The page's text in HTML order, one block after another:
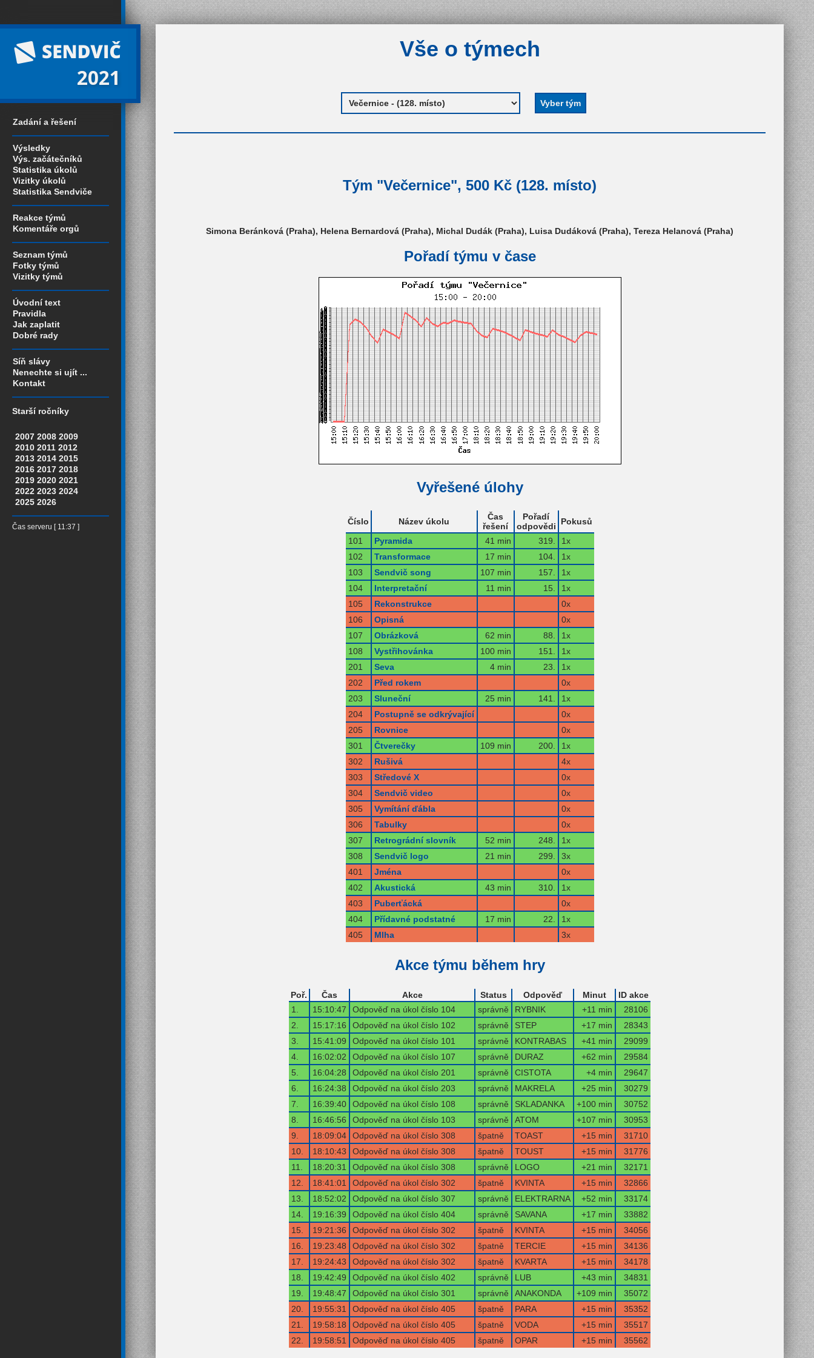
2021
Zadání a řešení
Výsledky
Výs. začátečníků
Statistika úkolů
Vizitky úkolů
Statistika Sendviče
Reakce týmů
Komentáře orgů
Seznam týmů
Fotky týmů
Vizitky týmů
Úvodní text
Pravidla
Jak zaplatit
Dobré rady
Síň slávy
Nenechte si ujít ...
Kontakt
Starší ročníky
2007 2008 2009
2010 2011 2012
2013 2014 2015
2016 2017 2018
2019 2020 2021
2022 2023 2024
2025 2026
Čas serveru [ 11:37 ]
Vše o týmech
Tým "Večernice", 500 Kč (128. místo)
Simona Beránková (Praha), Helena Bernardová (Praha), Michal Dudák (Praha), Luisa Dudáková (Praha), Tereza Helanová (Praha)
Pořadí týmu v čase
Vyřešené úlohy
Číslo Název úkolu
Čas
řešení
Pořadí
odpovědi
Pokusů
101
Pyramida 41 min 319.
1x
102
Transformace 17 min 104.
1x
103
Sendvič song 107 min 157.
1x
104
Interpretační 11 min 15.
1x
105
Rekonstrukce
0x
106
Opisná
0x
107
Obrázková 62 min 88.
1x
108
Vystřihovánka 100 min 151.
1x
201
Seva 4 min 23.
1x
202
Před rokem
0x
203
Sluneční 25 min 141.
1x
204
Postupně se odkrývající
0x
205
Rovnice
0x
301
Čtverečky 109 min 200.
1x
302
Rušivá
4x
303
Středové X
0x
304
Sendvič video
0x
305
Vymítání ďábla
0x
306
Tabulky
0x
307
Retrográdní slovník 52 min 248.
1x
308
Sendvič logo 21 min 299.
3x
401
Jména
0x
402
Akustická 43 min 310.
1x
403
Puberťácká
0x
404
Přídavné podstatné 17 min 22.
1x
405
Mlha 3x
Akce týmu během hry
Poř. Čas Akce Status Odpověď Minut
ID akce
1.
15:10:47 Odpověď na úkol číslo 104 správně RYBNIK +11 min
28106
2.
15:17:16 Odpověď na úkol číslo 102 správně STEP +17 min
28343
3.
15:41:09 Odpověď na úkol číslo 101 správně KONTRABAS +41 min
29099
4.
16:02:02 Odpověď na úkol číslo 107 správně DURAZ +62 min
29584
5.
16:04:28 Odpověď na úkol číslo 201 správně CISTOTA +4 min
29647
6.
16:24:38 Odpověď na úkol číslo 203 správně MAKRELA +25 min
30279
7.
16:39:40 Odpověď na úkol číslo 108 správně SKLADANKA +100 min
30752
8.
16:46:56 Odpověď na úkol číslo 103 správně ATOM +107 min
30953
9.
18:09:04 Odpověď na úkol číslo 308 špatně TOAST +15 min
31710
10.
18:10:43 Odpověď na úkol číslo 308 špatně TOUST +15 min
31776
11.
18:20:31 Odpověď na úkol číslo 308 správně LOGO +21 min
32171
12.
18:41:01 Odpověď na úkol číslo 302 špatně KVINTA +15 min
32866
13.
18:52:02 Odpověď na úkol číslo 307 správně ELEKTRARNA +52 min
33174
14.
19:16:39 Odpověď na úkol číslo 404 správně SAVANA +17 min
33882
15.
19:21:36 Odpověď na úkol číslo 302 špatně KVINTA +15 min
34056
16.
19:23:48 Odpověď na úkol číslo 302 špatně TERCIE +15 min
34136
17.
19:24:43 Odpověď na úkol číslo 302 špatně KVARTA +15 min
34178
18.
19:42:49 Odpověď na úkol číslo 402 správně LUB +43 min
34831
19.
19:48:47 Odpověď na úkol číslo 301 správně ANAKONDA +109 min
35072
20.
19:55:31 Odpověď na úkol číslo 405 špatně PARA +15 min
35352
21.
19:58:18 Odpověď na úkol číslo 405 špatně VODA +15 min
35517
22.
19:58:51 Odpověď na úkol číslo 405 špatně OPAR +15 min 35562